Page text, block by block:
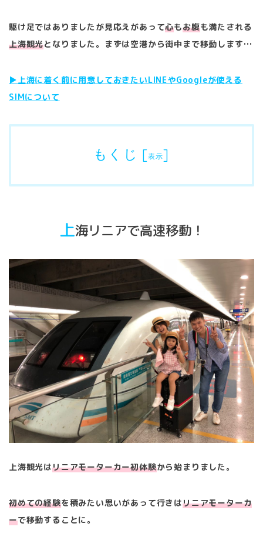
駆け足ではありましたが見応えがあって心もお腹も満たされる
上海観光となりました。まずは空港から街中まで移動します…
▶︎上海に着く前に用意しておきたいLINEやGoogleが使える
SIMについて
もくじ [表示]
上海リニアで高速移動！
上海観光はリニアモーターカー初体験から始まりました。
初めての経験を積みたい思いがあって行きはリニアモーターカ
ーで移動することに。